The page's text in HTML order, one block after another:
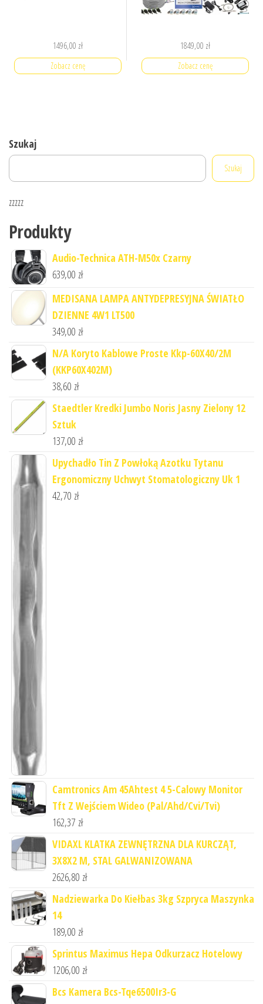
1496,00 zł
Zobacz cenę
1849,00 zł
Zobacz cenę
Szukaj
Szukaj
zzzzz
Produkty
Audio-Technica ATH-M50x Czarny
639,00 zł
MEDISANA LAMPA ANTYDEPRESYJNA ŚWIATŁO
DZIENNE 4W1 LT500
349,00 zł
N/A Koryto Kablowe Proste Kkp-60X40/2M
(KKP60X402M)
38,60 zł
Staedtler Kredki Jumbo Noris Jasny Zielony 12
Sztuk
137,00 zł
Upychadło Tin Z Powłoką Azotku Tytanu
Ergonomiczny Uchwyt Stomatologiczny Uk 1
42,70 zł
Camtronics Am 45Ahtest 4 5-Calowy Monitor
Tft Z Wejściem Wideo (Pal/Ahd/Cvi/Tvi)
162,37 zł
VIDAXL KLATKA ZEWNĘTRZNA DLA KURCZĄT,
3X8X2 M, STAL GALWANIZOWANA
2626,80 zł
Nadziewarka Do Kiełbas 3kg Szpryca Maszynka
14
189,00 zł
Sprintus Maximus Hepa Odkurzacz Hotelowy
1206,00 zł
Bcs Kamera Bcs-Tqe6500Ir3-G